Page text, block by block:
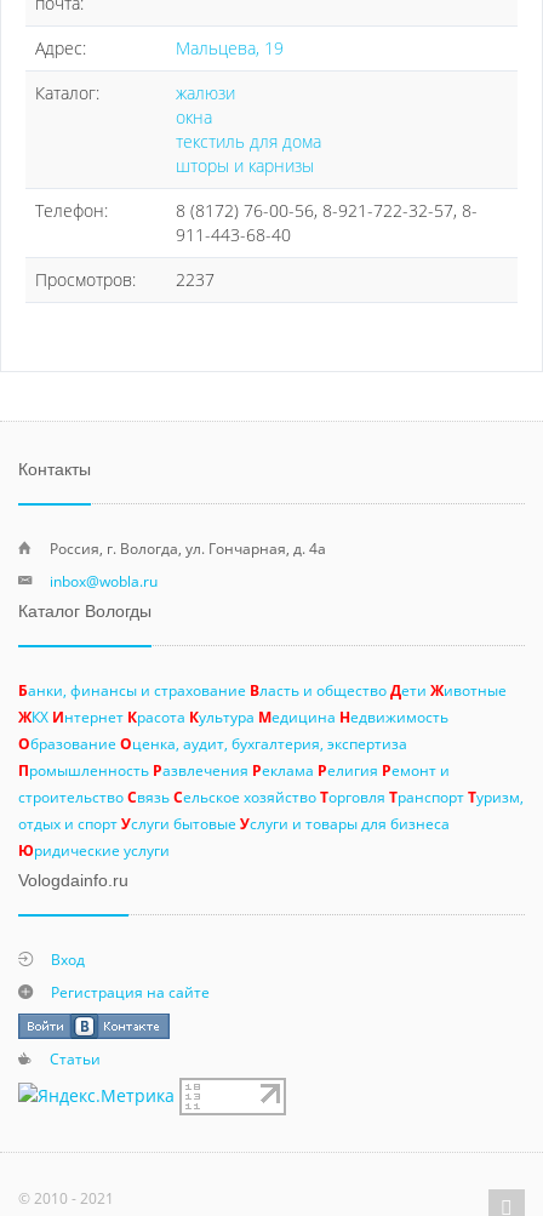
Адрес:
Мальцева, 19
Каталог:
жалюзи
окна
текстиль для дома
шторы и карнизы
Телефон:
8 (8172) 76-00-56, 8-921-722-32-57, 8-
911-443-68-40
Просмотров:
2237
Контакты
Россия, г. Вологда, ул. Гончарная, д. 4а
inbox@wobla.ru
Каталог Вологды
Банки, финансы и страхование Власть и обществоДети Животные
ЖКХ Интернет Красота Культура Медицина Недвижимость
Образование Оценка, аудит, бухгалтерия, экспертиза
Промышленность Развлечения Реклама Религия Ремонт и
строительствоСвязьСельское хозяйствоТорговля ТранспортТуризм,
отдых и спортУслуги бытовые Услуги и товары для бизнеса
Юридические услуги
Vologdainfo.ru
Вход
Регистрация на сайте
Статьи
© 2010 - 2021